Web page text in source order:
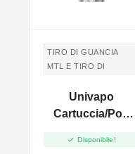
TIRO DI GUANCIA
MTL E TIRO DI
TIRO IN GUANCIA
MTL E TIRO DI
Univapo
Cartuccia/pod
 Disponibile!